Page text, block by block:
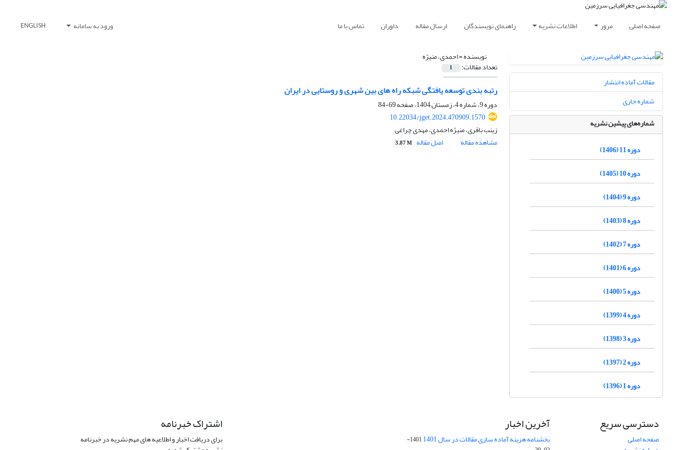
صفحه اصلی مرور اطلاعات نشریه راهنمای نویسندگان ارسال مقاله داوران تماس با ما ورود به سامانه ENGLISH
نویسنده =احمدی، منیژه
تعداد مقالات: 1
رتبه بندی توسعه یافتگی شبکه راه های بین شهری و روستایی در ایران
دوره 9، شماره 4، زمستان 1404، صفحه
69-84
10.22034/jget.2024.470909.1570
زینب باقری، منیژه احمدی، مهدی چراغی
مشاهده مقاله
اصل مقاله 3.87 M
مقالات آماده انتشار
شماره جاری
شماره‌های پیشین نشریه
دوره 11 (1406)
دوره 10 (1405)
دوره 9 (1404)
دوره 8 (1403)
دوره 7 (1402)
دوره 6 (1401)
دوره 5 (1400)
دوره 4 (1399)
دوره 3 (1398)
دوره 2 (1397)
دوره 1 (1396)
دسترسی سریع
صفحه اصلی
آخرین اخبار
بخشنامه هزینه آماده سازی مقالات در سال 1401
1401-
اشتراک خبرنامه
برای دریافت اخبار و اطلاعیه های مهم نشریه در خبرنامه